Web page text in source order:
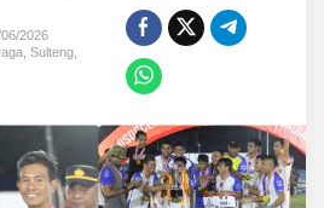
FD
Apparel
FC
Taklukkan
Tuwis
FC
4-
0
2026
Sulteng